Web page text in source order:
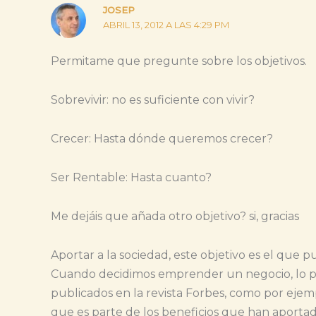
JOSEP
ABRIL 13, 2012 A LAS 4:29 PM
Permitame que pregunte sobre los objetivos.
Sobrevivir: no es suficiente con vivir?
Crecer: Hasta dónde queremos crecer?
Ser Rentable: Hasta cuanto?
Me dejáis que añada otro objetivo? si, gracias
Aportar a la sociedad, este objetivo es el que
Cuando decidimos emprender un negocio, lo
publicados en la revista Forbes, como por
que es parte de los beneficios que han